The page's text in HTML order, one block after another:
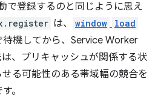
で登録するのと同じように思え
は、 window load
機してから、Service Worker
、プリキャッシュが関係する状
る可能性のある帯域幅の競合を
。